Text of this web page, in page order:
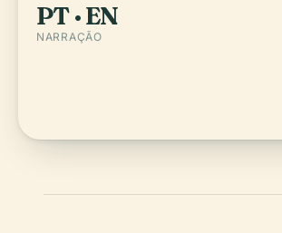
PT · EN
NARRAÇÃO